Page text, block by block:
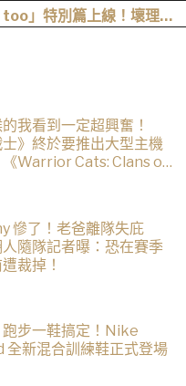
」 」特別篇上線！壞理版
我看到一定超興奮！
士》終於要推出大型主機
《Warrior Cats: Clans of
慘了！老爸離隊失庇
隨隊記者曝：恐在賽季
裁掉！
跑步一鞋搞定！Nike
全新混合訓練鞋正式登場